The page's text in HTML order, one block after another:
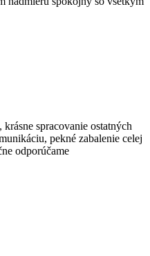
spracovanie ostatných
pekné zabalenie celej
odporúčame